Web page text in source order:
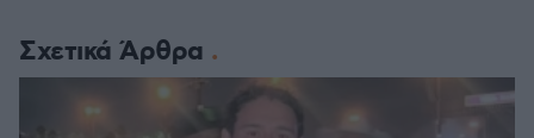
Σχετικά Άρθρα